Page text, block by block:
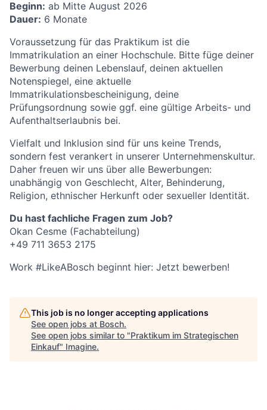
Beginn: ab Mitte August 2026
Dauer: 6 Monate
Voraussetzung für das Praktikum ist die
Immatrikulation an einer Hochschule. Bitte füge deiner
Bewerbung deinen Lebenslauf, deinen aktuellen
Notenspiegel, eine aktuelle
Immatrikulationsbescheinigung, deine
Prüfungsordnung sowie ggf. eine gültige Arbeits- und
Aufenthaltserlaubnis bei.
Vielfalt und Inklusion sind für uns keine Trends,
sondern fest verankert in unserer Unternehmenskultur.
Daher freuen wir uns über alle Bewerbungen:
unabhängig von Geschlecht, Alter, Behinderung,
Religion, ethnischer Herkunft oder sexueller Identität.
Du hast fachliche Fragen zum Job?
Okan Cesme (Fachabteilung)
+49 711 3653 2175
Work #LikeABosch beginnt hier: Jetzt bewerben!
This job is no longer accepting applications
See open jobs at Bosch.
See open jobs similar to "Praktikum im Strategischen
Einkauf" Imagine.